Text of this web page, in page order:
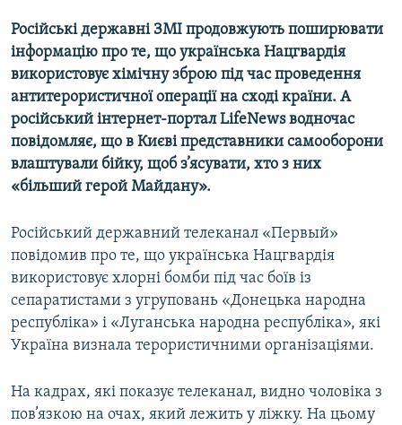
Усі сайти RFE/RL
Російські державні ЗМІ продовжують поширювати
інформацію про те, що українська Нацгвардія
використовує хімічну зброю під час проведення
антитерористичної операції на сході країни. А
російський інтернет-портал LifeNews водночас
повідомляє, що в Києві представники самооборони
влаштували бійку, щоб з’ясувати, хто з них
«більший герой Майдану».
Російський державний телеканал «Первый»
повідомив про те, що українська Нацгвардія
використовує хлорні бомби під час боїв із
сепаратистами з угруповань «Донецька народна
республіка» і «Луганська народна республіка», які
Україна визнала терористичними організаціями.
На кадрах, які показує телеканал, видно чоловіка з
пов’язкою на очах, який лежить у ліжку. На цьому